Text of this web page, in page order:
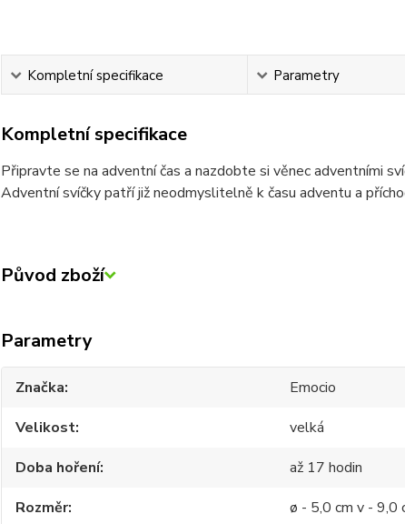
Kompletní specifikace Parametry
Kompletní specifikace
Připravte se na adventní čas a nazdobte si věnec adventními
Adventní svíčky patří již neodmyslitelně k času adventu a
Původ zboží
Parametry
Značka
Emocio
Velikost
velká
Doba hoření
až 17 hodin
Rozměr
ø - 5,0 cm v - 9,0